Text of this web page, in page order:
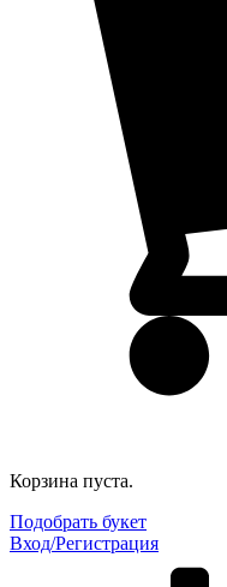
Корзина пуста.
Подобрать букет
Вход/Регистрация